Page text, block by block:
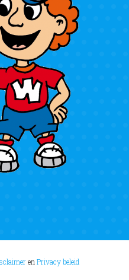
enPrivacy beleid